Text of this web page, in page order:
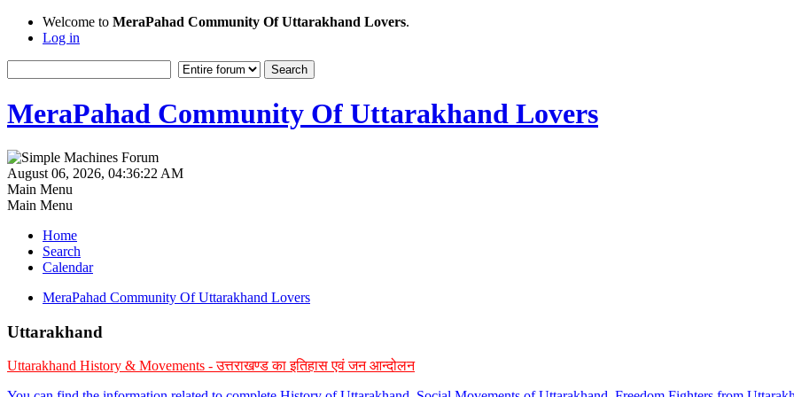
Welcome to MeraPahad Community Of Uttarakhand Lovers.
Log in
MeraPahad Community Of Uttarakhand Lovers
August 06, 2026, 04:36:22 AM
Main Menu
Main Menu
Home
Search
Calendar
MeraPahad Community Of Uttarakhand Lovers
Uttarakhand
Uttarakhand History & Movements - उत्तराखण्ड का इतिहास एवं जन आन्दोलन